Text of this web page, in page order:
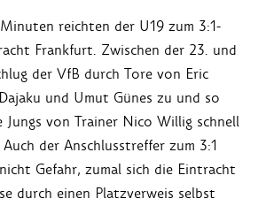
reichten der U19 zum 3:1-
Frankfurt. Zwischen der 23. und
der VfB durch Tore von Eric
und Umut Günes zu und so
Jungs von Trainer Nico Willig schnell
der Anschlusstreffer zum 3:1
Gefahr, zumal sich die Eintracht
durch einen Platzverweis selbst